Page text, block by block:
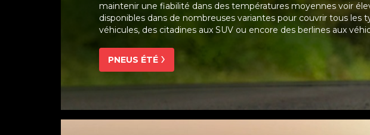
maintenir une fiabilité dans des températures moyennes voir
disponibles dans de nombreuses variantes pour couvrir tous les
véhicules, des citadines aux SUV ou encore des berlines aux
PNEUS ÉTÉ